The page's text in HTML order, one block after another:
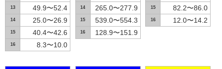
13 49.9〜52.4
14 25.0〜26.9
15 40.4〜42.6
16 8.3〜10.0
14 265.0〜277.9
15 539.0〜554.3
16 128.9〜151.9
15 82.2〜86.0
16 12.0〜14.2